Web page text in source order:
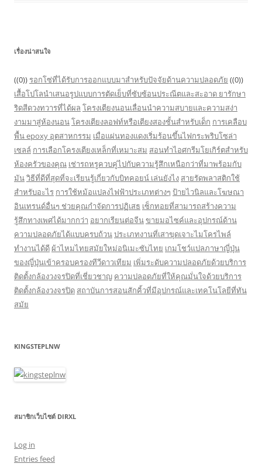
เรื่องน่าสนใจ
((0)) รอกโซ่ที่ได้รับการออกแบบมาสำหรับปัจจัยด้านความปลอดภัย ((0))
เสื้อโปโลนำเสนอรูปแบบการตัดเย็บที่ซับซ้อนประณีตและสะอาด ยารักษา
ริดสีดวงทวารที่ได้ผล โครงเตียงนอนเลื่อนนำความสบายและความสง่า
งามมาสู่ห้องนอนโครงเตียงลอฟท์หรือเตียงสองชั้นสำหรับเด็ก การเคลือบ
พื้น epoxy อุตสาหกรรม เมื่อแผ่นทองแดงเริ่มร้อนขึ้นไฟกระพริบโซล่า
เซลล์ การเลือกโครงเตียงเหล็กที่เหมาะสม สอนทำไอศกรีมโยเกิร์ตสำหรับ
ห้องครัวของคุณ เช่ารถหรูควบคู่ไปกับความรู้สึกเหนือกว่าที่มาพร้อมกับ
มันวิธีที่ดีที่สุดที่จะเรียนรู้เกี่ยวกับบิทคอยน์ เล่นยังไง สายรัดพลาสติกใช้
สำหรับอะไร การใช้หม้อแปลงไฟฟ้าประเภทต่างๆ ป้ายไวนิลและโฆษณา
อินเทรนด์อื่นๆ ช่วยคุณกำจัดการปฏิเสธ เซ็กทอยที่สามารถสร้างความ
รู้สึกทางเพศได้มากกว่า อยากเรียนต่อจีนขายมอไซค์และอุปกรณ์ด้าน
ความปลอดภัยได้แบบครบถ้วนประเภทงานที่เสาขุดเจาะไมโครไพล์
ทำงานได้ดี ผ้าไหมไทยสมัยใหม่อนิเมะซับไทย เกมโชว์แปลภาษาญี่ปุ่น
ของญี่ปุ่นเข้าครอบครองทีวีดาวเทียม เพิ่มระดับความปลอดภัยด้วยบริการ
ติดตั้งกล้องวงจรปิดที่เชี่ยวชาญ ความปลอดภัยที่ให้คุณมั่นใจด้วยบริการ
ติดตั้งกล้องวงจรปิด สถาบันการสอนสักคิ้วที่มีอุปกรณ์และเทคโนโลยีที่ทัน
สมัย
KINGSTEPLNW
สมาชิกเว็บไซต์ DIRXL
Log in
Entries feed